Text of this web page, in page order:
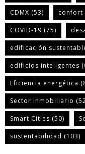
CDMX (53) confort
COVID-19 (75)
edificación
edificios inteligentes
Eficiencia energética
Sector inmobiliario
Smart Cities (50)
sustentabilidad (103)